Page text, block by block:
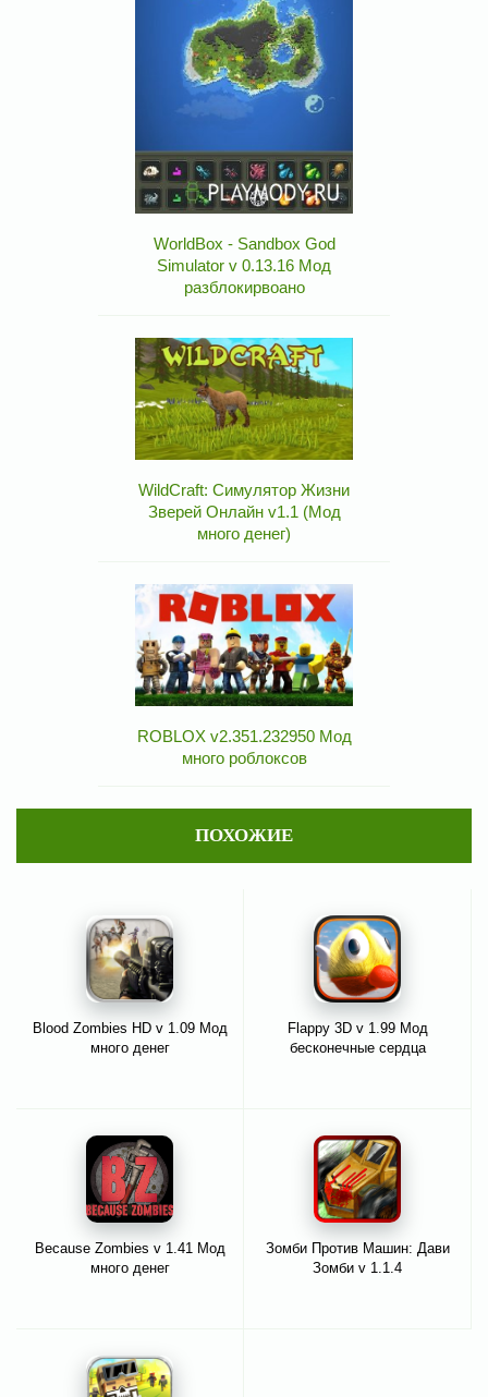
WorldBox - Sandbox God
Simulator v 0.13.16 Мод
разблокирвоано
WildCraft: Симулятор Жизни
Зверей Онлайн v1.1 (Мод
много денег)
ROBLOX v2.351.232950 Мод
много роблоксов
ПОХОЖИЕ
Blood Zombies HD v 1.09 Мод
много денег
Flappy 3D v 1.99 Мод
бесконечные сердца
Because Zombies v 1.41 Мод
много денег
Зомби Против Машин: Дави
Зомби v 1.1.4